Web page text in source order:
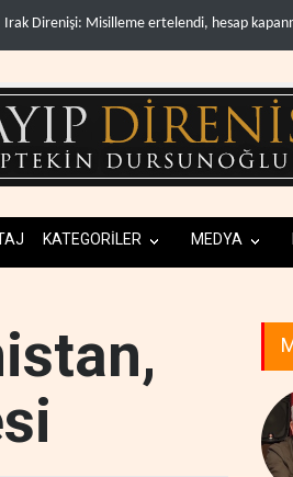
Gazeteci Magnier: Trump, Hürmüz Boğazı
KATEGORİLER MEDYA